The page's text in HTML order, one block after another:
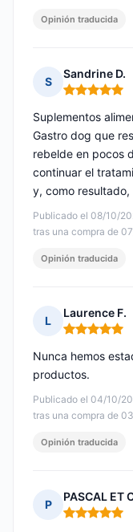
Opinión traducida
S
Sandrine D.
Nota: 5 de 5
Publicado el 08/10/
tras una compra de
Suplementos
Gastro dog que
rebelde en pocos
continuar el
y, como
Opinión traducida
L
Laurence F.
Nota: 5 de 5
Publicado el 04/10/
tras una compra de
Nunca hemos
productos.
Opinión traducida
P
PASCAL ET
Nota: 5 de 5